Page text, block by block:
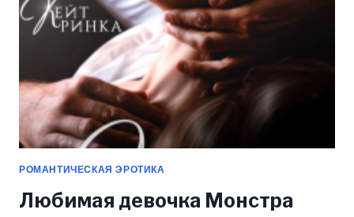
РОМАНТИЧЕСКАЯ ЭРОТИКА
Любимая девочка Монстра